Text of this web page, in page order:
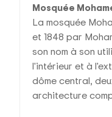
Mosquée
La mosquée
et 1848 par
son nom à son
l'intérieur et à
dôme central,
architecture